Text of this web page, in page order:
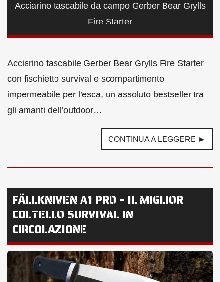
Acciarino tascabile da campo Gerber Bear Grylls
Fire Starter
Acciarino tascabile Gerber Bear Grylls Fire Starter
con fischietto survival e scompartimento
impermeabile per l’esca, un assoluto bestseller tra
gli amanti dell’outdoor…
CONTINUA A LEGGERE ►
FÄLLKNIVEN A1 PRO – IL MIGLIOR
COLTELLO SURVIVAL IN
CIRCOLAZIONE